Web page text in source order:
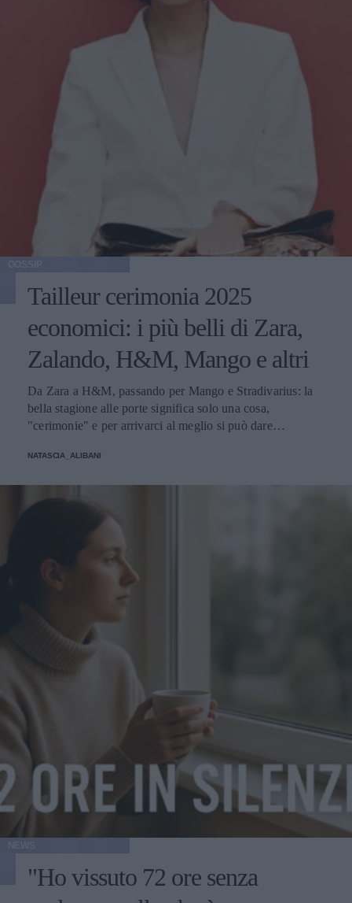
Tailleur cerimonia 2025
economici: i più belli di Zara,
Zalando, H&M, Mango e altri
Da Zara a H&M, passando per Mango e Stradivarius: la
bella stagione alle porte significa solo una cosa,
"cerimonie" e per arrivarci al meglio si può dare
NATASCIA_ALIBANI
"Ho vissuto 72 ore senza